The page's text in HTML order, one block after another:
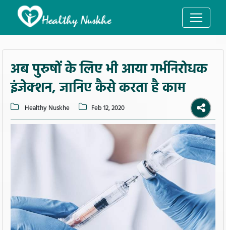
अब पुरुषों के लिए भी आया गर्भनिरोधक
इंजेक्शन, जानिए कैसे करता है काम
Healthy Nuskhe Feb 12, 2020